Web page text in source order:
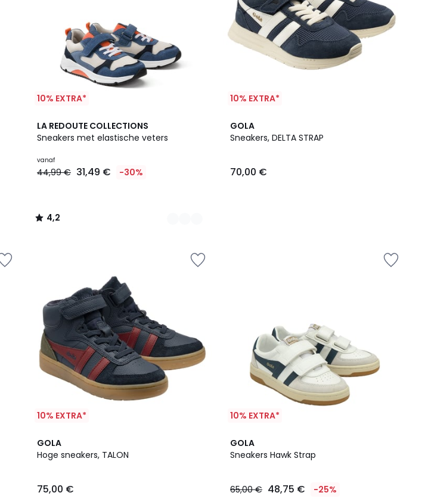
10% EXTRA*
LA REDOUTE COLLECTIONS
Sneakers met elastische veters
vanaf
44,99 € 31,49 € -30%
4,2
/ 5
2
Kleuren
4,2
/
10% EXTRA*
GOLA
Sneakers, DELTA STRAP
70,00 €
10% EXTRA*
GOLA
Hoge sneakers, TALON
75,00 €
10% EXTRA*
GOLA
Sneakers Hawk Strap
65,00 € 48,75 € -25%